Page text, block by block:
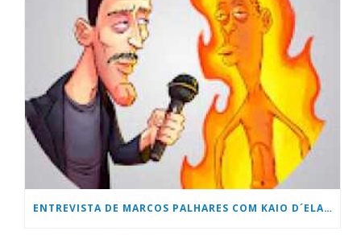
ENTREVISTA DE MARCOS PALHARES COM KAIO D´ELAQUA